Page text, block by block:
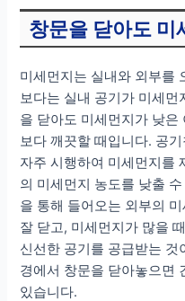
창문을 닫아도 미
미세먼지는 실내와 외부를
보다는 실내 공기가 미세먼
을 닫아도 미세먼지가 낮은
보다 깨끗할 때입니다. 공
자주 시행하여 미세먼지를
의 미세먼지 농도를 낮출
을 통해 들어오는 외부의
잘 닫고, 미세먼지가 많을
신선한 공기를 공급받는
경에서 창문을 닫아놓으면
있습니다.